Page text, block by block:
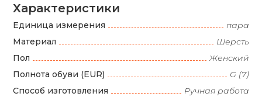
Характеристики
Единица измерения
пара
Материал
Шерсть
Пол
Женский
Полнота обуви (EUR)
G (7)
Способ изготовления
Ручная работа